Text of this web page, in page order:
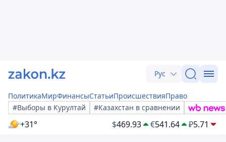
Рус
ПолитикаМирФинансыСтатьиПроисшествияПраво
#Выборы в Курултай
#Казахстан в сравнении
+31° $469.93 €541.64 ₽5.71